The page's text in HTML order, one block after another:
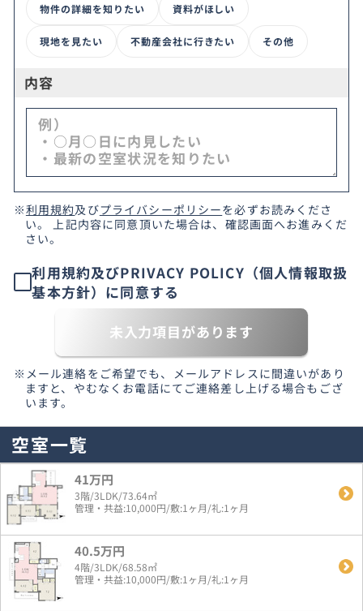
物件の詳細を知りたい 資料がほしい
現地を見たい 不動産会社に行きたい その他
内容
※利用規約及びプライバシーポリシーを必ずお読みくださ
い。 上記内容に同意頂いた場合は、確認画面へお進みくだ
さい。
利用規約及びPRIVACY POLICY（個人情報取扱
基本方針）に同意する
未入力項目があります
※メール連絡をご希望でも、メールアドレスに間違いがあり
ますと、やむなくお電話にてご連絡差し上げる場合もござ
います。
空室一覧
41万円
3階/3LDK/73.64㎡
管理・共益:10,000円/敷:1ヶ月/礼:1ヶ月
40.5万円
4階/3LDK/68.58㎡
管理・共益:10,000円/敷:1ヶ月/礼:1ヶ月